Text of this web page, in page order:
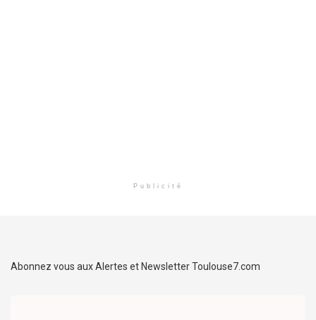
Publicité
Abonnez vous aux Alertes et Newsletter Toulouse7.com